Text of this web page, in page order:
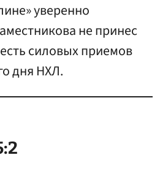
уверенно
не принес
силовых приемов
дня НХЛ.